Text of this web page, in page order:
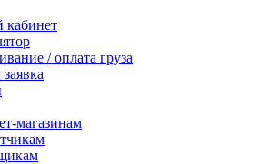
/ оплата груза
магазинам